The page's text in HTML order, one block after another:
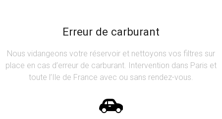
Erreur de carburant
Nous vidangeons votre réservoir et nettoyons vos filtres sur
place en cas d’erreur de carburant. Intervention dans Paris et
toute l’Ile de France avec ou sans rendez-vous.